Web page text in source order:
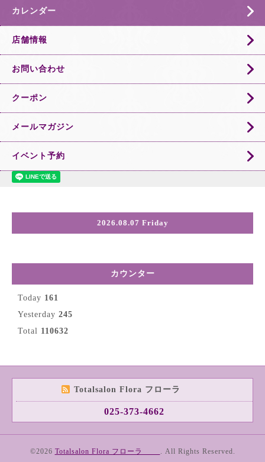
カレンダー
店舗情報
お問い合わせ
クーポン
メールマガジン
イベント予約
2026.08.07 Friday
カウンター
Today 161
Yesterday 245
Total 110632
Totalsalon Flora フローラ
025-373-4662
©2026 Totalsalon Flora フローラ . All Rights Reserved.